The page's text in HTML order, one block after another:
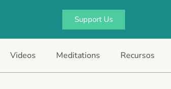
Support Us
Videos Meditations Recursos